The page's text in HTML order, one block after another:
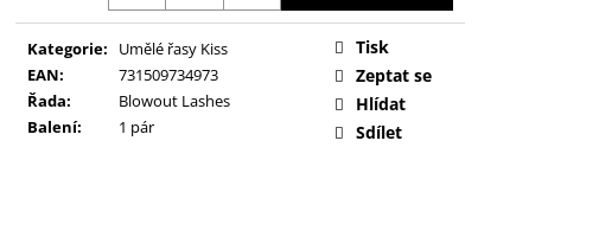
Kategorie:
Umělé řasy Kiss
EAN:
731509734973
Řada:
Blowout Lashes
Balení: 1 pár
Tisk
Zeptat se
Hlídat
Sdílet